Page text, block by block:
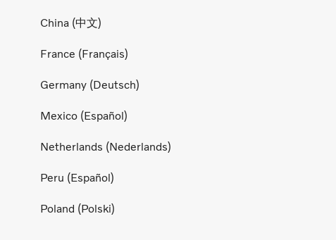
China (中文)
France (Français)
Germany (Deutsch)
Mexico (Español)
Netherlands (Nederlands)
Peru (Español)
Poland (Polski)